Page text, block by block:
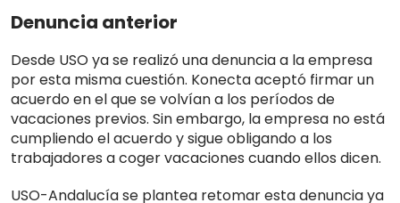
Denuncia anterior
Desde USO ya se realizó una denuncia a la empresa
por esta misma cuestión. Konecta aceptó firmar un
acuerdo en el que se volvían a los períodos de
vacaciones previos. Sin embargo, la empresa no está
cumpliendo el acuerdo y sigue obligando a los
trabajadores a coger vacaciones cuando ellos dicen.
USO-Andalucía se plantea retomar esta denuncia ya